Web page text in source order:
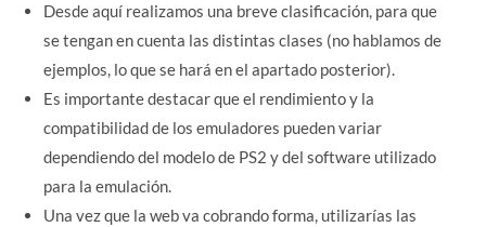
Desde aquí realizamos una breve clasificación, para que
se tengan en cuenta las distintas clases (no hablamos de
ejemplos, lo que se hará en el apartado posterior).
Es importante destacar que el rendimiento y la
compatibilidad de los emuladores pueden variar
dependiendo del modelo de PS2 y del software utilizado
para la emulación.
Una vez que la web va cobrando forma, utilizarías las